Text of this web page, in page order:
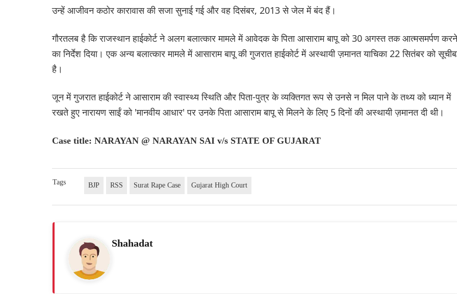
उन्हें आजीवन कठोर कारावास की सजा सुनाई गई और वह दिसंबर, 2013 से जेल में बंद हैं।
गौरतलब है कि राजस्थान हाईकोर्ट ने अलग बलात्कार मामले में आवेदक के पिता आसाराम बापू को 30 अगस्त तक आत्मसमर्पण करने
का निर्देश दिया। एक अन्य बलात्कार मामले में आसाराम बापू की गुजरात हाईकोर्ट में अस्थायी ज़मानत याचिका 22 सितंबर को
है।
जून में गुजरात हाईकोर्ट ने आसाराम की स्वास्थ्य स्थिति और पिता-पुत्र के व्यक्तिगत रूप से उनसे न मिल पाने के तथ्य को ध्यान में
रखते हुए नारायण साईं को 'मानवीय आधार' पर उनके पिता आसाराम बापू से मिलने के लिए 5 दिनों की अस्थायी ज़मानत दी थी।
Case title: NARAYAN @ NARAYAN SAI v/s STATE OF GUJARAT
Tags BJP RSS Surat Rape Case Gujarat High Court
Shahadat